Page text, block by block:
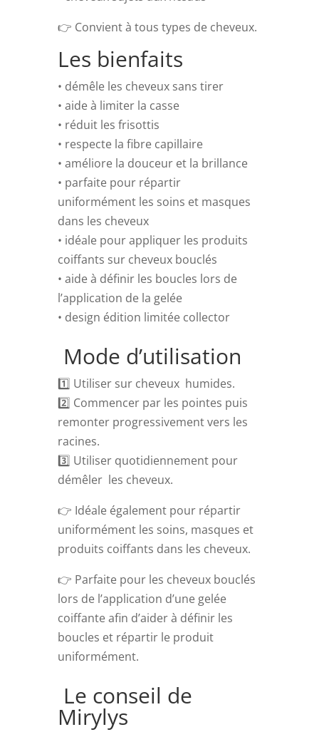
👉 Convient à tous types de cheveux.
Les bienfaits
• démêle les cheveux sans tirer
• aide à limiter la casse
• réduit les frisottis
• respecte la fibre capillaire
• améliore la douceur et la brillance
• parfaite pour répartir
uniformément les soins et masques
dans les cheveux
• idéale pour appliquer les produits
coiffants sur cheveux bouclés
• aide à définir les boucles lors de
l’application de la gelée
• design édition limitée collector
Mode d’utilisation
1️⃣ Utiliser sur cheveux humides.
2️⃣ Commencer par les pointes puis
remonter progressivement vers les
racines.
3️⃣ Utiliser quotidiennement pour
démêler les cheveux.
👉 Idéale également pour répartir
uniformément les soins, masques et
produits coiffants dans les cheveux.
👉 Parfaite pour les cheveux bouclés
lors de l’application d’une gelée
coiffante afin d’aider à définir les
boucles et répartir le produit
uniformément.
Le conseil de
Mirylys